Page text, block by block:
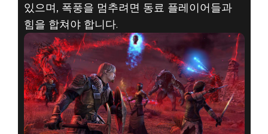
있으며, 폭풍을 멈추려면 동료 플레이어들과
힘을 합쳐야 합니다.